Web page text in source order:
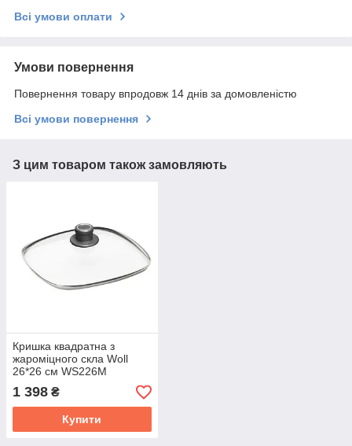
Всі умови оплати
Умови повернення
Повернення товару впродовж 14 днів за домовленістю
Всі умови повернення
З цим товаром також замовляють
Кришка квадратна з
жароміцного скла Woll
26*26 см WS226M
1 398 ₴
Купити